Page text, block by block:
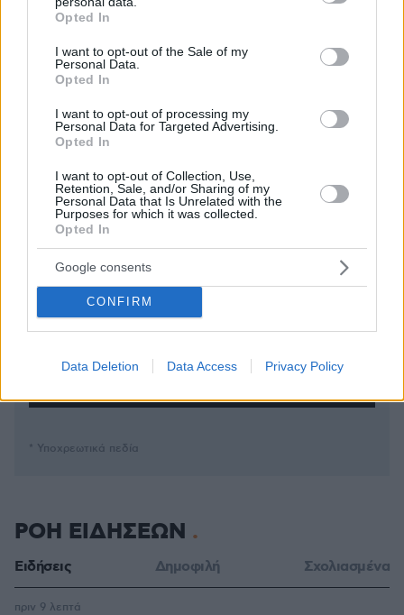
grant or deny consent to Google and its third-party tags to
use your data for below specified purposes in below Google
consent section.
Opted In
I want to opt-out of the Sale of my
Personal Data.
Opted In
I want to opt-out of processing my
Personal Data for Targeted Advertising.
Opted In
I want to opt-out of Collection, Use,
Retention, Sale, and/or Sharing of my
Personal Data that Is Unrelated with the
Purposes for which it was collected.
Opted In
Google consents
CONFIRM
Data Deletion Data Access Privacy Policy
EMAIL
ΣΧΌΛΙΟ *
Απομένουν2500χαρακτήρες
* Υποχρεωτικά πεδία
ΡΟΗ ΕΙΔΗΣΕΩΝ
Ειδήσεις Δημοφιλή Σχολιασμένα
πριν 9 λεπτά